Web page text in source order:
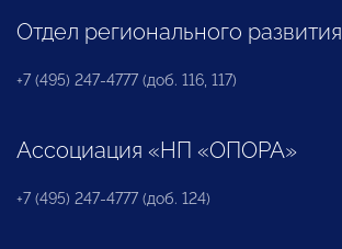
Отдел регионального развития
+7 (495) 247-4777 (доб. 116, 117)
Ассоциация «НП «ОПОРА»
+7 (495) 247-4777 (доб. 124)